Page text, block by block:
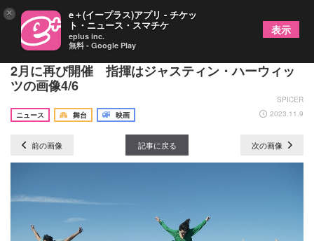
『ラ・ラ・ランド』のシネマ・コンサート、2024年
2月に再び開催 指揮はジャスティン・ハーウィッ
ツの画像4/6
SPICER
ニュース
舞台 映画 2023.11.9
前の画像 記事に戻る 次の画像
× e＋(イープラス)アプリ - チケッ
ト・ニュース・スマチケ
eplus inc.
無料 - Google Play
表示